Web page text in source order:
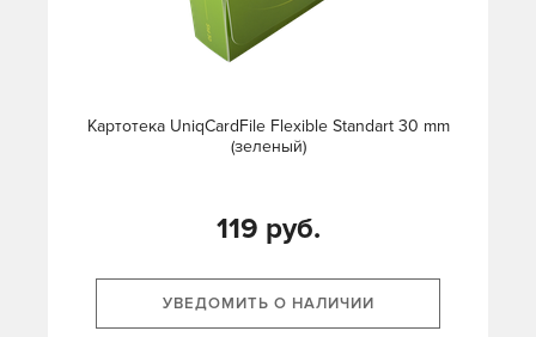
Картотека UniqCardFile Flexible Standart 30 mm
(зеленый)
119 руб.
УВЕДОМИТЬ О НАЛИЧИИ